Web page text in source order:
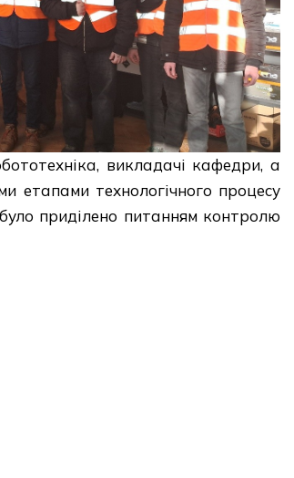
викладачі кафедри, а
етапами технологічного процесу
приділено питанням контролю